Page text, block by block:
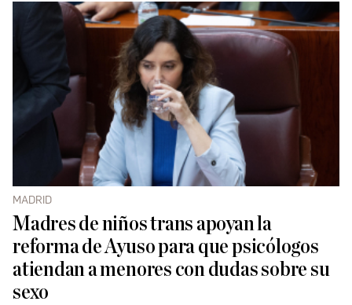
MADRID
Madres de niños trans apoyan la
reforma de Ayuso para que psicólogos
atiendan a menores con dudas sobre su
sexo